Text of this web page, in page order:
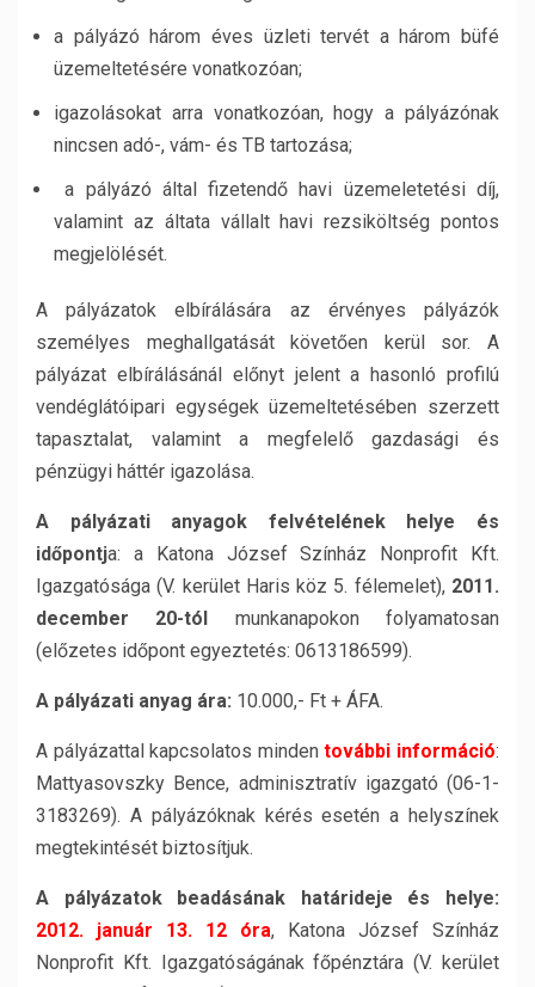
a pályázó három éves üzleti tervét a három büfé
üzemeltetésére vonatkozóan;
igazolásokat arra vonatkozóan, hogy a pályázónak
nincsen adó-, vám- és TB tartozása;
a pályázó által fizetendő havi üzemeletetési díj,
valamint az áltata vállalt havi rezsiköltség pontos
megjelölését.
A pályázatok elbírálására az érvényes pályázók
személyes meghallgatását követően kerül sor. A
pályázat elbírálásánál előnyt jelent a hasonló profilú
vendéglátóipari egységek üzemeltetésében szerzett
tapasztalat, valamint a megfelelő gazdasági és
pénzügyi háttér igazolása.
A pályázati anyagok felvételének helye és
időpontja: a Katona József Színház Nonprofit Kft.
Igazgatósága (V. kerület Haris köz 5. félemelet), 2011.
december 20-tól munkanapokon folyamatosan
(előzetes időpont egyeztetés: 0613186599).
A pályázati anyag ára: 10.000,- Ft + ÁFA.
A pályázattal kapcsolatos mindentovábbi információ:
Mattyasovszky Bence, adminisztratív igazgató (06-1-
3183269). A pályázóknak kérés esetén a helyszínek
megtekintését biztosítjuk.
A pályázatok beadásának határideje és helye:
2012. január 13. 12 óra, Katona József Színház
Nonprofit Kft. Igazgatóságának főpénztára (V. kerület